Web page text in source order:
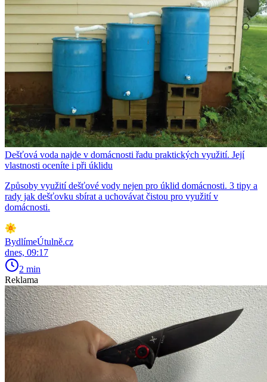
Dešťová voda najde v domácnosti řadu praktických využití. Její
vlastnosti oceníte i při úklidu
Způsoby využití dešťové vody nejen pro úklid domácnosti. 3 tipy a
rady jak dešťovku sbírat a uchovávat čistou pro využití v
domácnosti.
BydlímeÚtulně.cz
dnes, 09:17
2 min
Reklama